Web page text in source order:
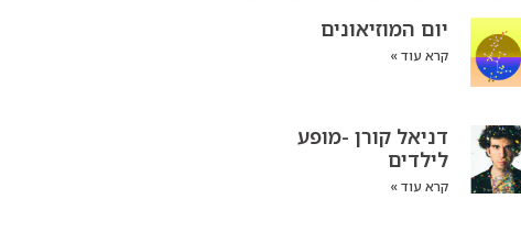
יום המוזיאונים
קרא עוד »
דניאל קורן -מופע
לילדים
קרא עוד »